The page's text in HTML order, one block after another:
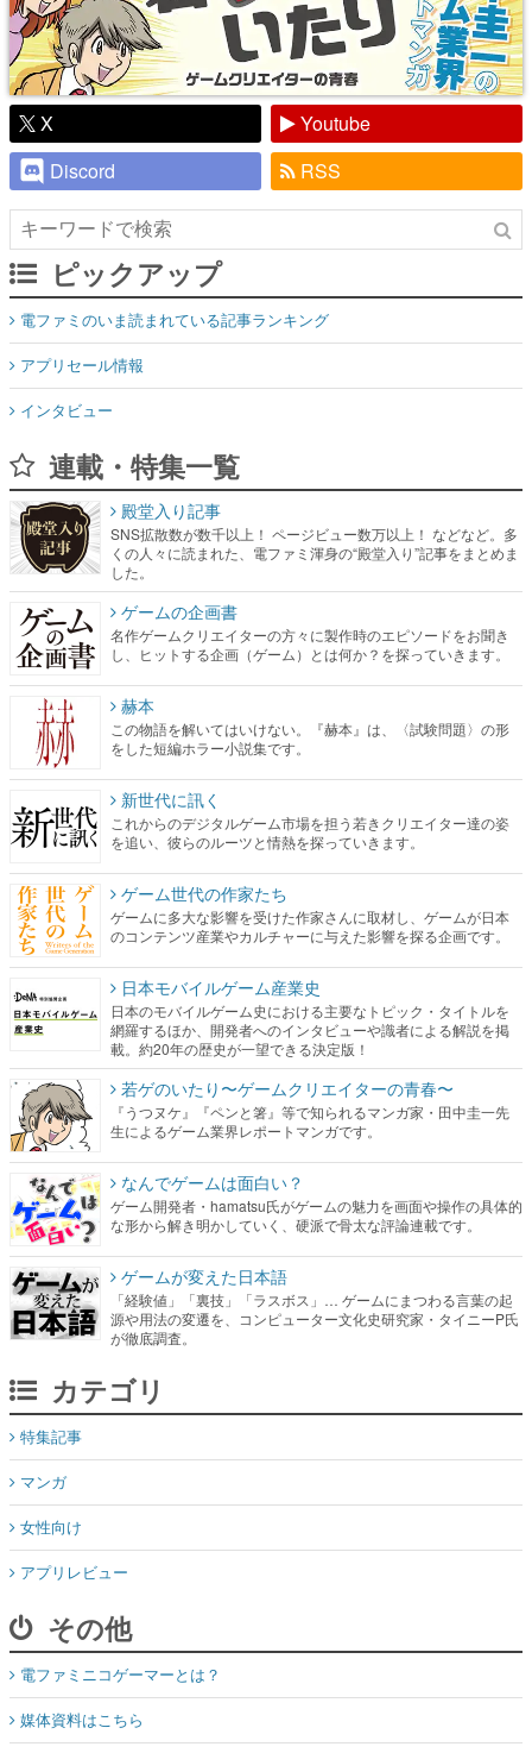
X
Youtube
Discord
RSS
ピックアップ
電ファミのいま読まれている記事ランキング
アプリセール情報
インタビュー
連載・特集一覧
殿堂入り記事
SNS拡散数が数千以上！ ページビュー数万以上！ などなど。多
くの人々に読まれた、電ファミ渾身の“殿堂入り”記事をまとめま
した。
ゲームの企画書
名作ゲームクリエイターの方々に製作時のエピソードをお聞き
し、ヒットする企画（ゲーム）とは何か？を探っていきます。
赫本
この物語を解いてはいけない。『赫本』は、〈試験問題〉の形
をした短編ホラー小説集です。
新世代に訊く
これからのデジタルゲーム市場を担う若きクリエイター達の姿
を追い、彼らのルーツと情熱を探っていきます。
ゲーム世代の作家たち
ゲームに多大な影響を受けた作家さんに取材し、ゲームが日本
のコンテンツ産業やカルチャーに与えた影響を探る企画です。
日本モバイルゲーム産業史
日本のモバイルゲーム史における主要なトピック・タイトルを
網羅するほか、開発者へのインタビューや識者による解説を掲
載。約20年の歴史が一望できる決定版！
若ゲのいたり〜ゲームクリエイターの青春〜
『うつヌケ』『ペンと箸』等で知られるマンガ家・田中圭一先
生によるゲーム業界レポートマンガです。
なんでゲームは面白い？
ゲーム開発者・hamatsu氏がゲームの魅力を画面や操作の具体的
な形から解き明かしていく、硬派で骨太な評論連載です。
ゲームが変えた日本語
「経験値」「裏技」「ラスボス」… ゲームにまつわる言葉の起
源や用法の変遷を、コンピューター文化史研究家・タイニーP氏
が徹底調査。
カテゴリ
特集記事
マンガ
女性向け
アプリレビュー
その他
電ファミニコゲーマーとは？
媒体資料はこちら